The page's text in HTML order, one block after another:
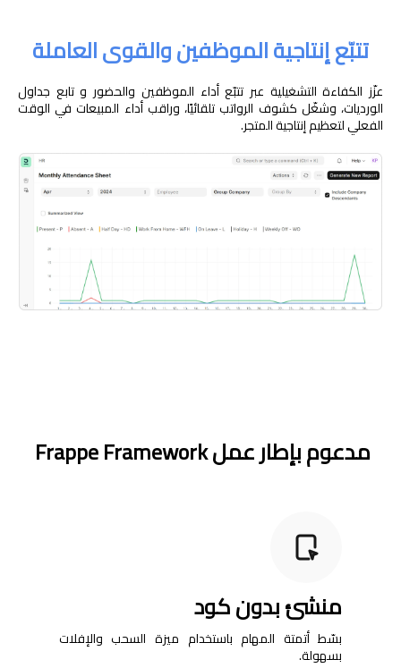
تتبّع إنتاجية الموظفين والقوى العاملة
عزّز الكفاءة التشغيلية عبر تتبّع أداء الموظفين والحضور و تابع جداول
الورديات، وشغّل كشوف الرواتب تلقائيًا، وراقب أداء المبيعات في الوقت
الفعلي لتعظيم إنتاجية المتجر.
مدعوم بإطار عمل Frappe Framework
منشئ بدون كود
بسّط أتمتة المهام باستخدام ميزة السحب والإفلات
بسهولة.